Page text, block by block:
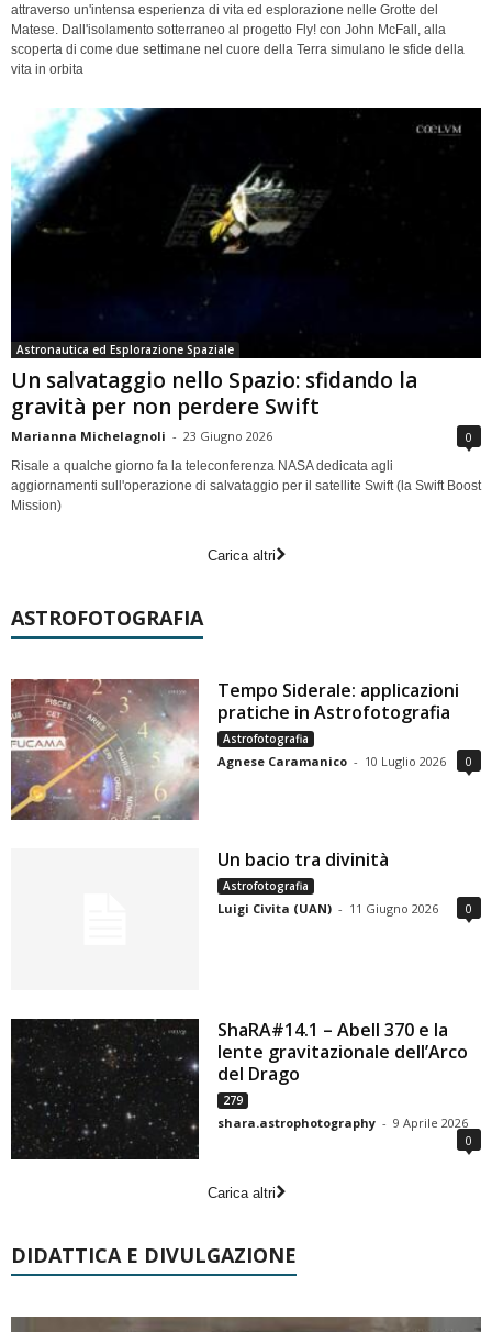
attraverso un'intensa esperienza di vita ed esplorazione nelle Grotte del
Matese. Dall'isolamento sotterraneo al progetto Fly! con John McFall, alla
scoperta di come due settimane nel cuore della Terra simulano le sfide della
vita in orbita
Astronautica ed Esplorazione Spaziale
Un salvataggio nello Spazio: sfidando la
gravità per non perdere Swift
Marianna Michelagnoli - 23 Giugno 2026 0
Risale a qualche giorno fa la teleconferenza NASA dedicata agli
aggiornamenti sull'operazione di salvataggio per il satellite Swift (la Swift Boost
Mission)
Carica altri
ASTROFOTOGRAFIA
Tempo Siderale: applicazioni
pratiche in Astrofotografia
Astrofotografia
Agnese Caramanico - 10 Luglio 2026 0
Un bacio tra divinità
Astrofotografia
Luigi Civita (UAN) - 11 Giugno 2026 0
ShaRA#14.1 – Abell 370 e la
lente gravitazionale dell’Arco
del Drago
279
shara.astrophotography - 9 Aprile 2026
0
Carica altri
DIDATTICA E DIVULGAZIONE